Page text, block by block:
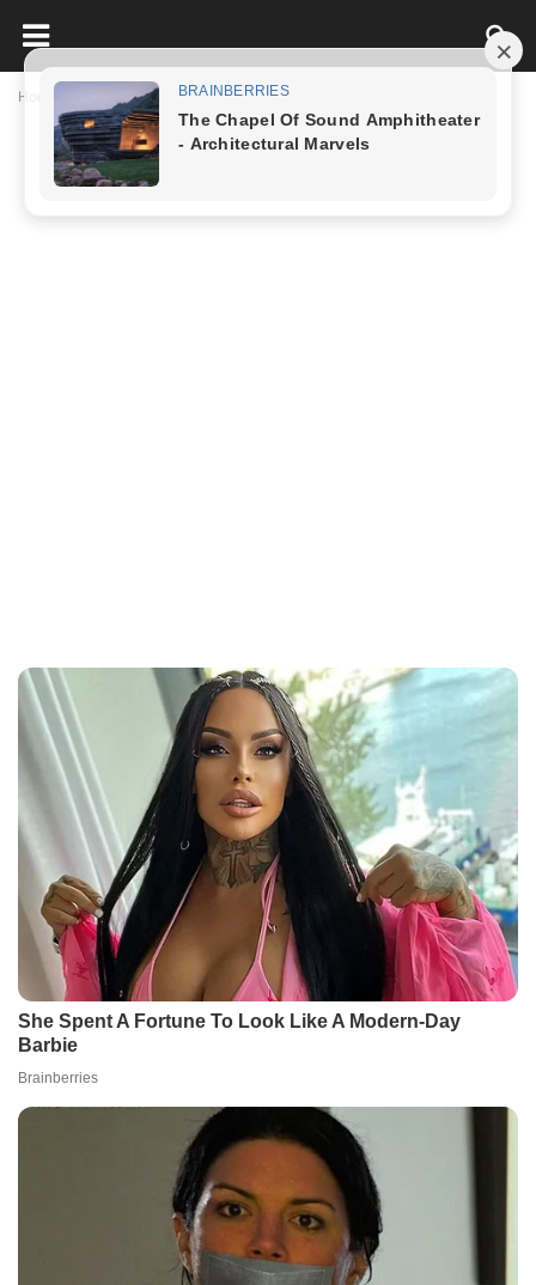
Home